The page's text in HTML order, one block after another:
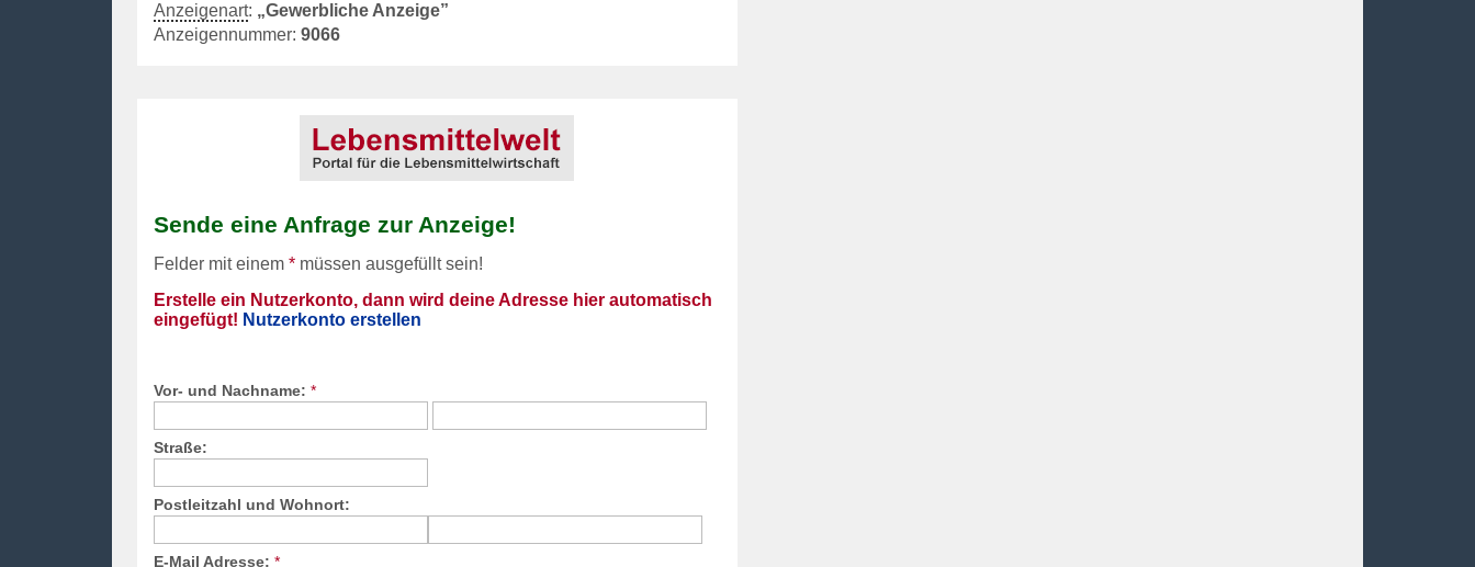
Anzeigenart: „Gewerbliche Anzeige”
Anzeigennummer: 9066
Sende eine Anfrage zur Anzeige!
Felder mit einem *müssen ausgefüllt sein!
Erstelle ein Nutzerkonto, dann wird deine Adresse hier automatisch
eingefügt! Nutzerkonto erstellen
Vor- und Nachname: *
Straße:
Postleitzahl und Wohnort:
E-Mail Adresse: *